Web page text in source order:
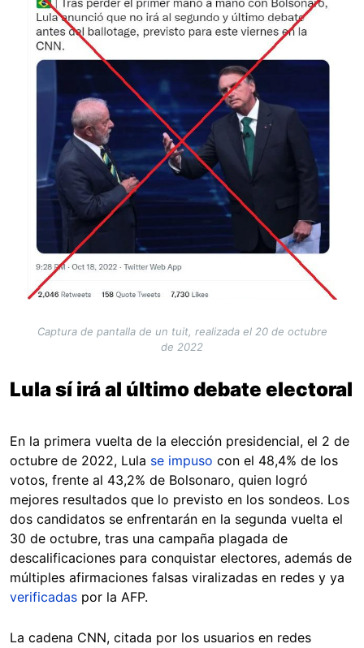
Captura de pantalla de un tuit, realizada el 20 de octubre
de 2022
Lula sí irá al último debate electoral
En la primera vuelta de la elección presidencial, el 2 de
octubre de 2022, Lula se impuso con el 48,4% de los
votos, frente al 43,2% de Bolsonaro, quien logró
mejores resultados que lo previsto en los sondeos. Los
dos candidatos se enfrentarán en la segunda vuelta el
30 de octubre, tras una campaña plagada de
descalificaciones para conquistar electores, además de
múltiples afirmaciones falsas viralizadas en redes y ya
verificadas por la AFP.
La cadena CNN, citada por los usuarios en redes